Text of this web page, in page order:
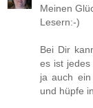
Meinen
Lesern:-)
Bei Dir
es ist
ja auch
und hüpfe